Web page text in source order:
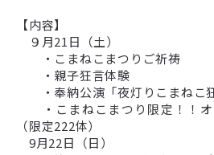
【内容】
９月21日（土）
・こまねこまつりご祈祷
・親子狂言体験
・奉納公演「夜灯りこまねこ狂
・こまねこまつり限定！！オ
（限定222体）
9月22日（日）